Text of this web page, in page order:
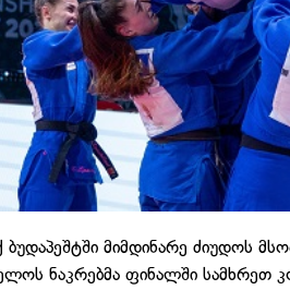
მიმდინარე ძიუდოს
ნაკრებმა ფინალში